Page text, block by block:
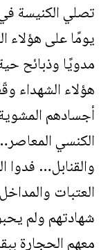
تصلي الكنيسة
يومًا على هؤلاء
مدويًا وذبائح
هؤلاء الشهداء
أجسادهم
الكنسي
والقنابل… فدوا
العتبات
شهادتهم ولم
معهم الحجارة